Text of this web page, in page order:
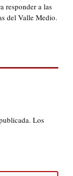
responder a las
del Valle Medio.
Los